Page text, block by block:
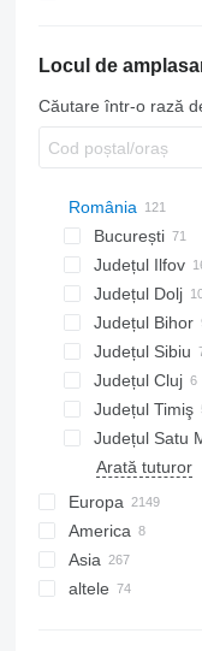
Locul de
Căutare într-o rază
România
București
București
Județul Ilfov
Județul Dolj
Județul Bihor
Județul Sibiu
Județul Cluj
Județul Timiş
Județul Satu
Lojib
Arată tuturor
Europa
Germania
Polonia
Țările de
America
Mexic
SUA
Asia
Turcia
altele